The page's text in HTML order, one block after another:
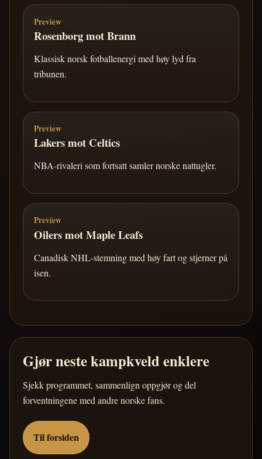
Preview
Rosenborg mot Brann
Klassisk norsk fotballenergi med høy lyd fra
tribunen.
Preview
Lakers mot Celtics
NBA-rivaleri som fortsatt samler norske nattugler.
Preview
Oilers mot Maple Leafs
Canadisk NHL-stemning med høy fart og stjerner på
isen.
Gjør neste kampkveld enklere
Sjekk programmet, sammenlign oppgjør og del
forventningene med andre norske fans.
Til forsiden